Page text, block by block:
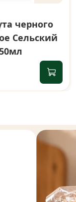
черного
Сельский